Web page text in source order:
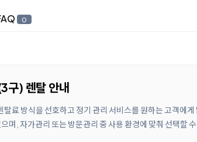
0
구) 렌탈 안내
료 방식을 선호하고 정기 관리 서비스를 원하는 고객에
며, 자가관리 또는 방문관리 중 사용 환경에 맞춰 선택할